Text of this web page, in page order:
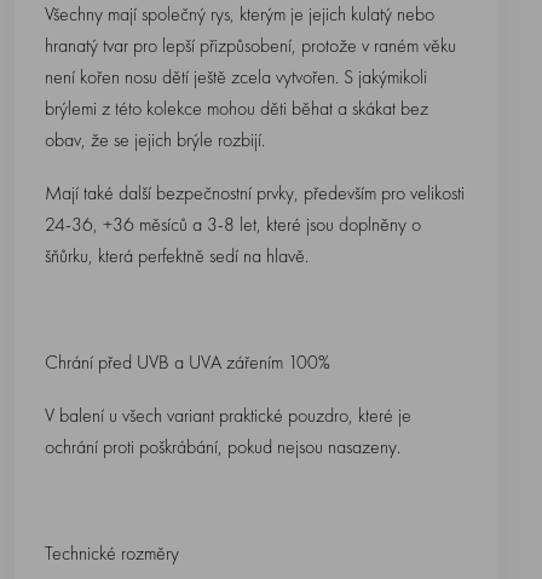
Všechny mají společný rys, kterým je jejich kulatý nebo
hranatý tvar pro lepší přizpůsobení, protože v raném věku
není kořen nosu dětí ještě zcela vytvořen. S jakýmikoli
brýlemi z této kolekce mohou děti běhat a skákat bez
obav, že se jejich brýle rozbijí.
Mají také další bezpečnostní prvky, především pro velikosti
24-36, +36 měsíců a 3-8 let, které jsou doplněny o
šňůrku, která perfektně sedí na hlavě.
Chrání před UVB a UVA zářením 100%
V balení u všech variant praktické pouzdro, které je
ochrání proti poškrábání, pokud nejsou nasazeny.
Technické rozměry